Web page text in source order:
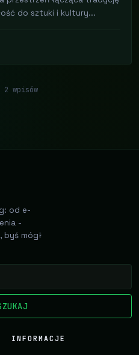
do sztuki i kultury...
wpisów
od e-
-
byś mógł
INFORMACJE